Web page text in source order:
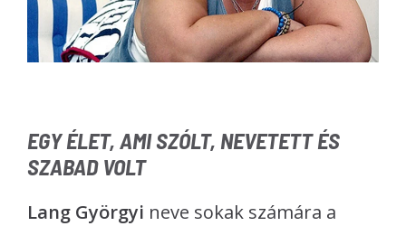
EGY ÉLET, AMI SZÓLT, NEVETETT ÉS
SZABAD VOLT
Lang Györgyi neve sokak számára a